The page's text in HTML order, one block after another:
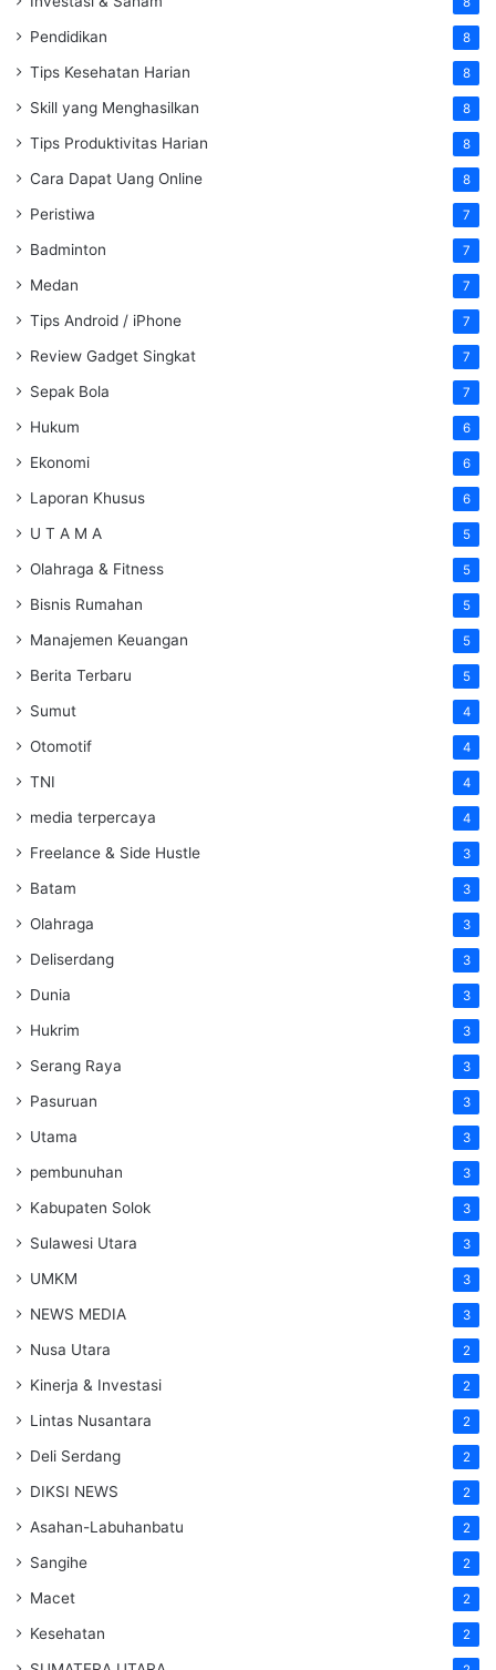
Pendidikan 8
Tips Kesehatan Harian 8
Skill yang Menghasilkan 8
Tips Produktivitas Harian 8
Cara Dapat Uang Online 8
Peristiwa 7
Badminton 7
Medan 7
Tips Android / iPhone 7
Review Gadget Singkat 7
Sepak Bola 7
Hukum 6
Ekonomi 6
Laporan Khusus 6
U T A M A 5
Olahraga & Fitness 5
Bisnis Rumahan 5
Manajemen Keuangan 5
Berita Terbaru 5
Sumut 4
Otomotif 4
TNI 4
media terpercaya 4
Freelance & Side Hustle 3
Batam 3
Olahraga 3
Deliserdang 3
Dunia 3
Hukrim 3
Serang Raya 3
Pasuruan 3
Utama 3
pembunuhan 3
Kabupaten Solok 3
Sulawesi Utara 3
UMKM 3
NEWS MEDIA 3
Nusa Utara 2
Kinerja & Investasi 2
Lintas Nusantara 2
Deli Serdang 2
DIKSI NEWS 2
Asahan-Labuhanbatu 2
Sangihe 2
Macet 2
Kesehatan 2